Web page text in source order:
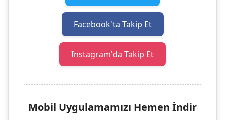
Facebook'ta Takip Et
Instagram'da Takip Et
Mobil Uygulamamızı Hemen İndir